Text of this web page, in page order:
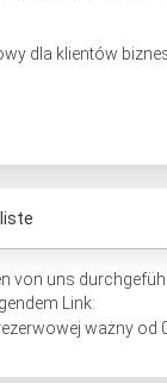
dla klientów
von uns
Link:
ważny od